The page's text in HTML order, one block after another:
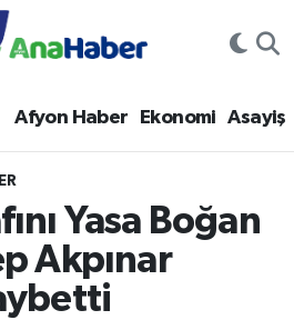
Afyon Haber Ekonomi Asayiş
Yasa Boğan
Akpınar
Eczaneler
Durumu
Yoğunluk Haritası
ve Fikstür